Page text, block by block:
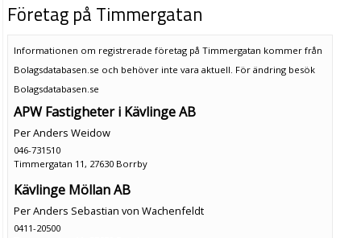
Företag på Timmergatan
Informationen om registrerade företag på Timmergatan kommer från
Bolagsdatabasen.se och behöver inte vara aktuell. För ändring besök
Bolagsdatabasen.se
APW Fastigheter i Kävlinge AB
Per Anders Weidow
046-731510
Timmergatan 11, 27630 Borrby
Kävlinge Möllan AB
Per Anders Sebastian von Wachenfeldt
0411-20500